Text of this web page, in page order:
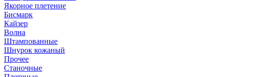
Якорное плетение
Бисмарк
Кайзер
Волна
Штампованные
Шнурок кожаный
Прочее
Станочные